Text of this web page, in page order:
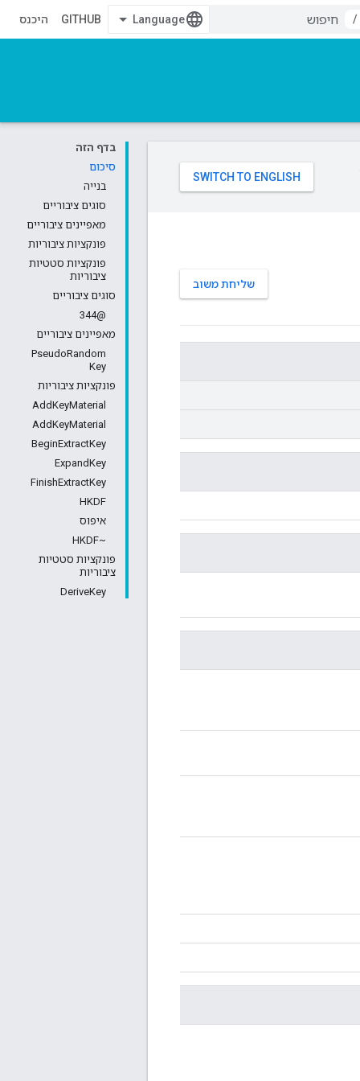
/
GITHUB היכנס
בדף הזה
סיכום
בנייה
סוגים ציבוריים
מאפיינים ציבוריים
פונקציות ציבוריות
פונקציות סטטיות
ציבוריות
סוגים ציבוריים
@344
מאפיינים ציבוריים
PseudoRandom
Key
פונקציות ציבוריות
AddKeyMaterial
AddKeyMaterial
BeginExtractKey
ExpandKey
FinishExtractKey
HKDF
איפוס
~HKDF
פונקציות סטטיות
ציבוריות
DeriveKey
שליחת משוב